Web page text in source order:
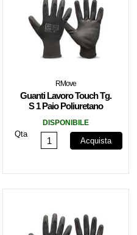
RMove
Guanti Lavoro Touch Tg.
S 1 Paio Poliuretano
DISPONIBILE
Qta
Acquista